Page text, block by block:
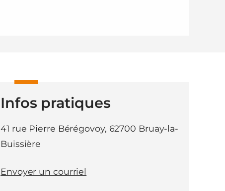
Infos pratiques
41 rue Pierre Bérégovoy, 62700 Bruay-la-
Buissière
Envoyer un courriel